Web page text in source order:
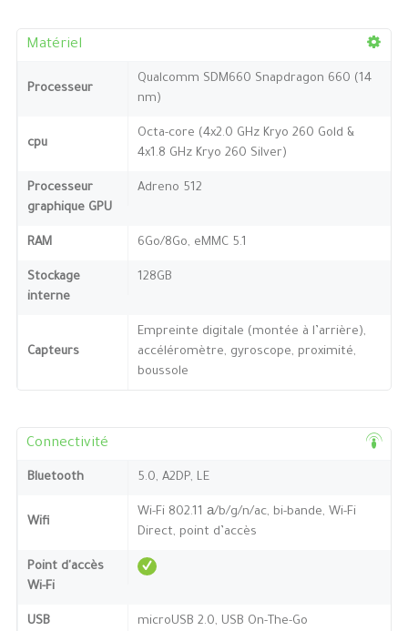
Matériel
Processeur
Qualcomm SDM660 Snapdragon 660 (14
nm)
cpu
Octa-core (4x2.0 GHz Kryo 260 Gold &
4x1.8 GHz Kryo 260 Silver)
Processeur
graphique GPU
Adreno 512
RAM 6Go/8Go, eMMC 5.1
Stockage
interne
128GB
Capteurs
Empreinte digitale (montée à l’arrière),
accéléromètre, gyroscope, proximité,
boussole
Connectivité
Bluetooth 5.0, A2DP, LE
Wifi
Wi-Fi 802.11 а/b/g/n/ac, bi-bande, Wi-Fi
Direct, point d’accès
Point d'accès
Wi-Fi
USB microUSB 2.0, USB On-The-Go